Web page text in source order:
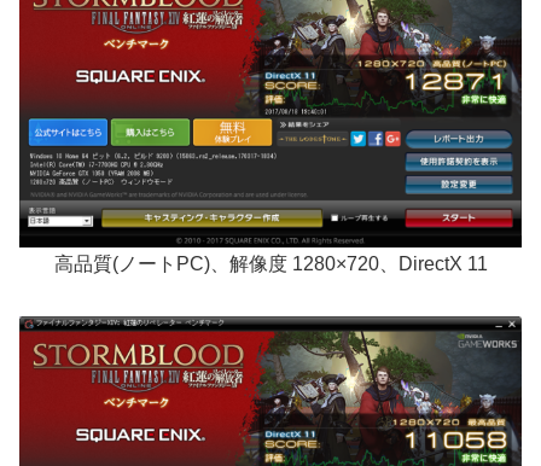
高品質(ノートPC)、解像度 1280×720、DirectX 11